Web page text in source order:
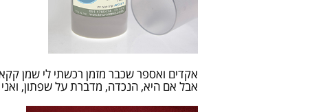
אקדים ואספר שכבר מזמן רכשתי לי שמן
אבל אם היא, הנכדה, מדברת על שפתון,